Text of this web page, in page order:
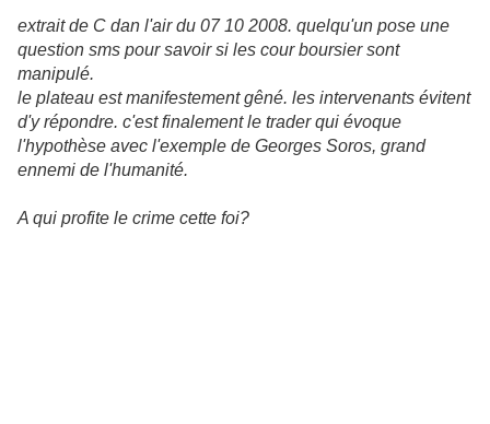
extrait de C dan l'air du 07 10 2008. quelqu'un pose une
question sms pour savoir si les cour boursier sont
manipulé.
le plateau est manifestement gêné. les intervenants évitent
d'y répondre. c'est finalement le trader qui évoque
l'hypothèse avec l'exemple de Georges Soros, grand
ennemi de l'humanité.
A qui profite le crime cette foi?